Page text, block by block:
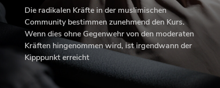
Die radikalen Kräfte in der muslimischen
Community bestimmen zunehmend den Kurs.
Wenn dies ohne Gegenwehr von den moderaten
Kräften hingenommen wird, ist irgendwann der
Kipppunkt erreicht